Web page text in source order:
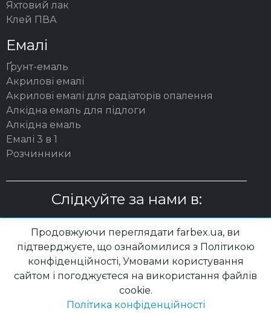
Яхтовий лак
Клей ПВА
Емалі
Ґрунт-емаль
Акрилові емалі
Акрилові емалі для радіаторів опалення
Алкідна емаль для підлоги
Алкідна емаль
Емалі 3 в 1
Розчинники
Слідкуйте за нами в:
© 2003 – 2026 ТОВ "ВП "ПОЛІСАН"| farbex.ua
Політика конфідеційності
Продовжуючи переглядати farbex.ua, ви
підтверджуєте, що ознайомилися з Політикою
конфіденційності, Умовами користування
сайтом і погоджуєтеся на використання файлів
cookie.
Політика конфіденційності